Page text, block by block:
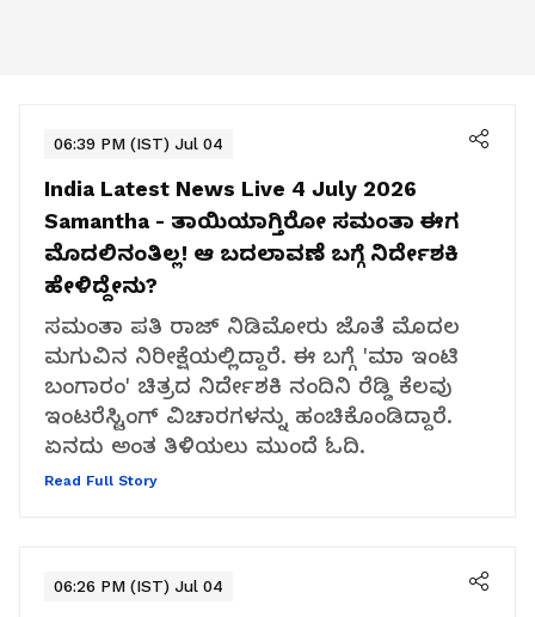
06:39 PM (IST) Jul 04
India Latest News Live 4 July 2026
Samantha - ತಾಯಿಯಾಗ್ತಿರೋ ಸಮಂತಾ ಈಗ
ಮೊದಲಿನಂತಿಲ್ಲ! ಆ ಬದಲಾವಣೆ ಬಗ್ಗೆ ನಿರ್ದೇಶಕಿ
ಹೇಳಿದ್ದೇನು?
ಸಮಂತಾ ಪತಿ ರಾಜ್ ನಿಡಿಮೋರು ಜೊತೆ ಮೊದಲ
ಮಗುವಿನ ನಿರೀಕ್ಷೆಯಲ್ಲಿದ್ದಾರೆ. ಈ ಬಗ್ಗೆ 'ಮಾ ಇಂಟಿ
ಬಂಗಾರಂ' ಚಿತ್ರದ ನಿರ್ದೇಶಕಿ ನಂದಿನಿ ರೆಡ್ಡಿ ಕೆಲವು
ಇಂಟರೆಸ್ಟಿಂಗ್ ವಿಚಾರಗಳನ್ನು ಹಂಚಿಕೊಂಡಿದ್ದಾರೆ.
ಏನದು ಅಂತ ತಿಳಿಯಲು ಮುಂದೆ ಓದಿ.
Read Full Story
06:26 PM (IST) Jul 04